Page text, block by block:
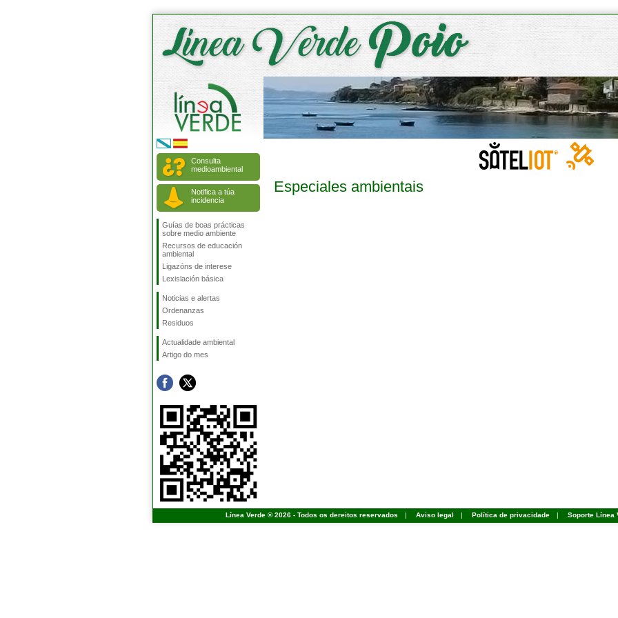
Consulta
medioambiental
Notifica a túa
incidencia
Guías de boas prácticas
sobre medio ambiente
Recursos de educación
ambiental
Ligazóns de interese
Lexislación básica
Noticias e alertas
Ordenanzas
Residuos
Actualidade ambiental
Artigo do mes
Especiales ambientais
Línea Verde ® 2026 - Todos os dereitos reservados | Aviso legal | Política de privacidade | Soporte Línea